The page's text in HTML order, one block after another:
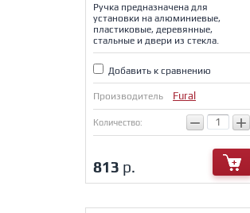
Ручка предназначена для
установки на алюминиевые,
пластиковые, деревянные,
стальные и двери из стекла.
Добавить к сравнению
Производитель Fural
Количество: − +
813 р.